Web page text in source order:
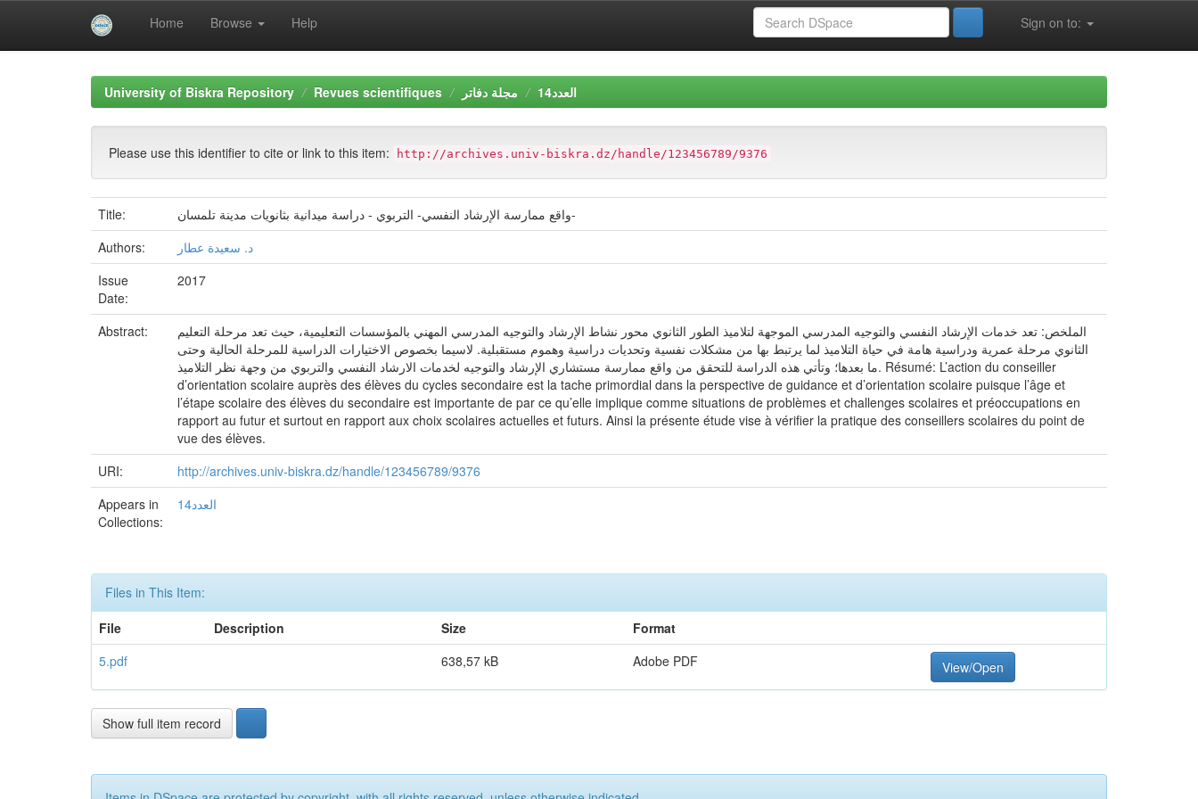
Home Browse Help Sign on to:
University of Biskra Repository Revues scientifiques مجلة دفاتر العدد14
Please use this identifier to cite or link to this item: http://archives.univ-biskra.dz/handle/123456789/9376
Title:
واقع ممارسة الإرشاد النفسي- التربوي - دراسة ميدانية بثانويات مدينة تلمسان-
Authors:
د. سعيدة عطار
Issue
Date:
2017
Abstract:
الملخص: تعد خدمات الإرشاد النفسي والتوجيه المدرسي الموجهة لتلاميذ الطور الثانوي محور نشاط الإرشاد والتوجيه المدرسي المهني بالمؤسسات التعليمية، حيث تعد مرحلة التعليم
الثانوي مرحلة عمرية ودراسية هامة في حياة التلاميذ لما يرتبط بها من مشكلات نفسية وتحديات دراسية وهموم مستقبلية. لاسيما بخصوص الاختيارات الدراسية للمرحلة الحالية وحتى
ما بعدها؛ وتأتي هذه الدراسة للتحقق من واقع ممارسة مستشاري الإرشاد والتوجيه لخدمات الارشاد النفسي والتربوي من وجهة نظر التلاميذ. Résumé: L’action du conseiller
d’orientation scolaire auprès des élèves du cycles secondaire est la tache primordial dans la perspective de guidance et d’orientation scolaire puisque l’âge et
l’étape scolaire des élèves du secondaire est importante de par ce qu’elle implique comme situations de problèmes et challenges scolaires et préoccupations en
rapport au futur et surtout en rapport aux choix scolaires actuelles et futurs. Ainsi la présente étude vise à vérifier la pratique des conseillers scolaires du point de
vue des élèves.
URI:
http://archives.univ-biskra.dz/handle/123456789/9376
Appears in
Collections:
العدد14
Files in This Item:
File
Description Size
Format
5.pdf
638,57 kB Adobe PDF View/Open
Show full item record